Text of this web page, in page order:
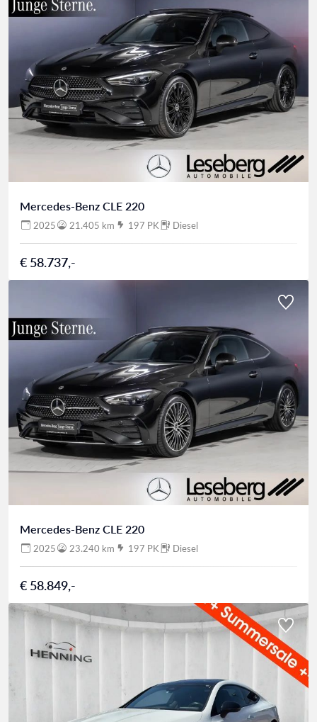
Mercedes-Benz CLE 220
2025 21.405 km 197 PK Diesel
€ 58.737,-
Mercedes-Benz CLE 220
2025 23.240 km 197 PK Diesel
€ 58.849,-